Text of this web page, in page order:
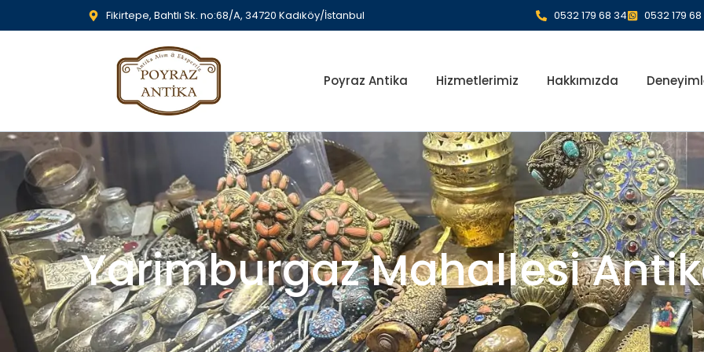
Fikirtepe, Bahtlı Sk. no:68/A, 34720 Kadıköy/İstanbul 0532 179 68 34 0532 179
Poyraz Antika Hizmetlerimiz Hakkımızda
Yarimburgaz Mahallesi